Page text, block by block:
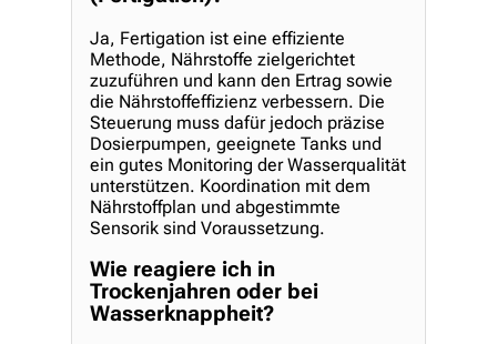
Ja, Fertigation ist eine effiziente
Methode, Nährstoffe zielgerichtet
zuzuführen und kann den Ertrag sowie
die Nährstoffeffizienz verbessern. Die
Steuerung muss dafür jedoch präzise
Dosierpumpen, geeignete Tanks und
ein gutes Monitoring der Wasserqualität
unterstützen. Koordination mit dem
Nährstoffplan und abgestimmte
Sensorik sind Voraussetzung.
Wie reagiere ich in
Trockenjahren oder bei
Wasserknappheit?